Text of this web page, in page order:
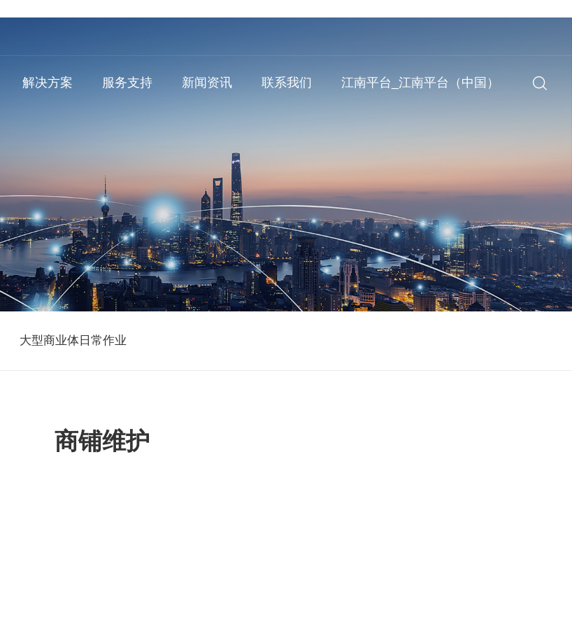
解决方案 服务支持 新闻资讯 联系我们 江南平台_江南平台（中国）
大型商业体日常作业
商铺维护